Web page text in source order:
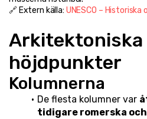
🔗 Extern källa: UNESCO –
Arkitektoniska
höjdpunkter
Kolumnerna
De flesta kolumner var
tidigare romerska